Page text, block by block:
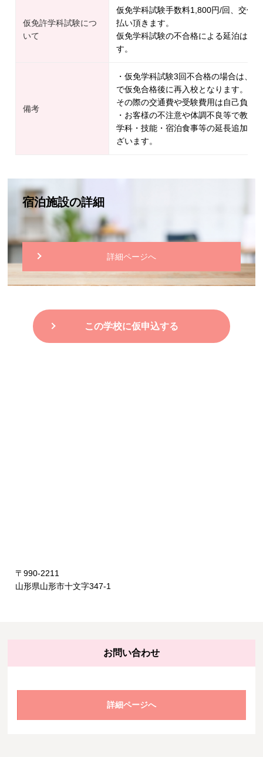
仮免許学科試験につ
いて
仮免学科試験手数料1,800円/回、交付
払い頂きます。
仮免学科試験の不合格による延泊は1
す。
備考
・仮免学科試験3回不合格の場合は、
で仮免合格後に再入校となります。
その際の交通費や受験費用は自己負担
・お客様の不注意や体調不良等で教習
学科・技能・宿泊食事等の延長追加料
ざいます。
宿泊施設の詳細
詳細ページへ
この学校に仮申込する
〒990-2211
山形県山形市十文字347-1
お問い合わせ
詳細ページへ